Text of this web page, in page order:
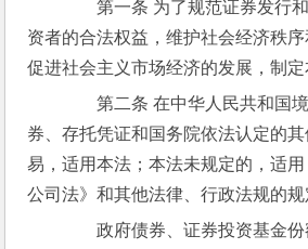
第一条 为了规范证券发行和
资者的合法权益，维护社会经济秩序
促进社会主义市场经济的发展，制定
第二条 在中华人民共和国境
券、存托凭证和国务院依法认定的
易，适用本法；本法未规定的，适
公司法》和其他法律、行政法规的规
政府债券、证券投资基金份